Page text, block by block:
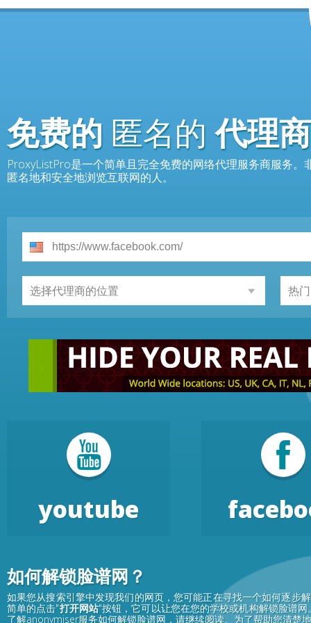
免费的 匿名的代理商
ProxyListPro是一个简单且完全免费的网络代理服务商服务
匿名地和安全地浏览互联网的人。
选择代理商的位置 热
youtube
如何解锁脸谱网？
如果您从搜索引擎中发现我们的网页，您可能正在寻找一个如何逐步
简单的点击"打开网站"按钮，它可以让您在您的学校或机构解锁脸谱
了解anonymiser服务如何解锁脸谱网，请继续阅读。为了帮助您清